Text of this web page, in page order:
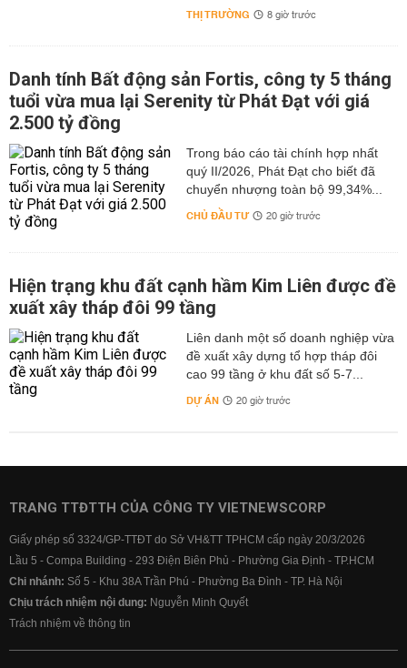
THỊ TRƯỜNG 8 giờ trước
Danh tính Bất động sản Fortis, công ty 5 tháng
tuổi vừa mua lại Serenity từ Phát Đạt với giá
2.500 tỷ đồng
Trong báo cáo tài chính hợp nhất
quý II/2026, Phát Đạt cho biết đã
chuyển nhượng toàn bộ 99,34%...
CHỦ ĐẦU TƯ 20 giờ trước
Hiện trạng khu đất cạnh hầm Kim Liên được đề
xuất xây tháp đôi 99 tầng
Liên danh một số doanh nghiệp vừa
đề xuất xây dựng tổ hợp tháp đôi
cao 99 tầng ở khu đất số 5-7...
DỰ ÁN 20 giờ trước
TRANG TTĐTTH CỦA CÔNG TY VIETNEWSCORP
Giấy phép số 3324/GP-TTĐT do Sở VH&TT TPHCM cấp ngày 20/3/2026
Lầu 5 - Compa Building - 293 Điện Biên Phủ - Phường Gia Định - TP.HCM
Chi nhánh: Số 5 - Khu 38A Trần Phú - Phường Ba Đình - TP. Hà Nội
Chịu trách nhiệm nội dung: Nguyễn Minh Quyết
Trách nhiệm về thông tin